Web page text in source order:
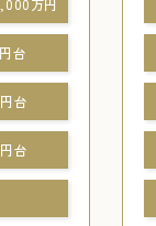
万円
台
台
台